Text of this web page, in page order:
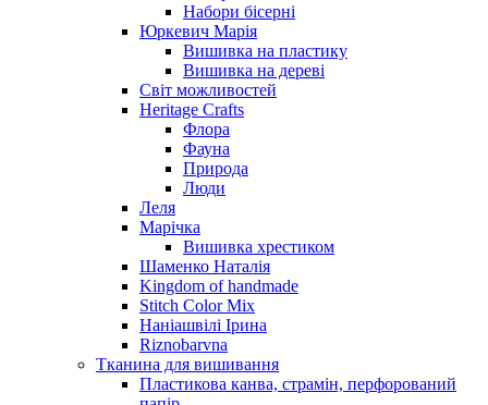
Набори бісерні
Юркевич Марія
Вишивка на пластику
Вишивка на дереві
Світ можливостей
Heritage Crafts
Флора
Фауна
Природа
Люди
Леля
Марічка
Вишивка хрестиком
Шаменко Наталія
Kingdom of handmade
Stitch Color Mix
Наніашвілі Ірина
Riznobarvna
Тканина для вишивання
Пластикова канва, страмін, перфорований